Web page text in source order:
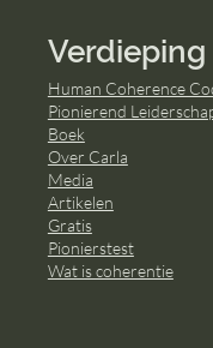
Human Coherence
Pionierend
Boek
Over Carla
Media
Artikelen
Gratis
Pionierstest
Wat is coherentie